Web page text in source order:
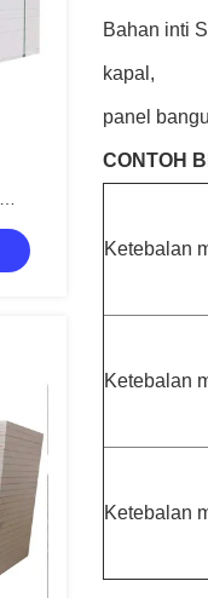
Bahan inti
kapal,
panel
CONTOH
Ketebalan
Ketebalan
Ketebalan